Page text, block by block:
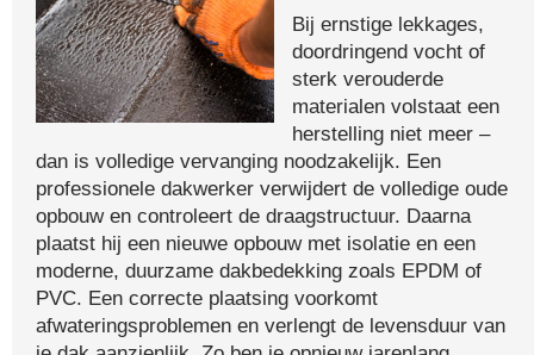
Bij ernstige lekkages,
doordringend vocht of
sterk verouderde
materialen volstaat een
herstelling niet meer –
dan is volledige vervanging noodzakelijk. Een
professionele dakwerker verwijdert de volledige oude
opbouw en controleert de draagstructuur. Daarna
plaatst hij een nieuwe opbouw met isolatie en een
moderne, duurzame dakbedekking zoals EPDM of
PVC. Een correcte plaatsing voorkomt
afwateringsproblemen en verlengt de levensduur van